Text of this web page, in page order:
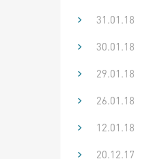
31.01.18
30.01.18
29.01.18
26.01.18
12.01.18
20.12.17